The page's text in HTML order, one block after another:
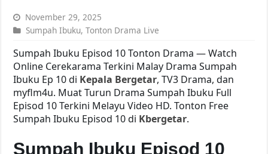
November 29, 2025
Sumpah Ibuku,Tonton Drama Live
Sumpah Ibuku Episod 10 Tonton Drama — Watch
Online Cerekarama Terkini Malay Drama Sumpah
Ibuku Ep 10 di Kepala Bergetar, TV3 Drama, dan
myflm4u. Muat Turun Drama Sumpah Ibuku Full
Episod 10 Terkini Melayu Video HD. Tonton Free
Sumpah Ibuku Episod 10 di Kbergetar.
Sumpah Ibuku Episod 10